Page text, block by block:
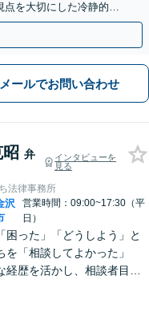
を大切にした冷静的確
上諸江駅8分
メールでお問い合わせ
弁
インタビューを
見る
法律事務所
沢
営業時間：09:00~17:30（平
日）
困った」「どうしよう」と
を「相談してよかった」
経歴を活かし、相談者目線